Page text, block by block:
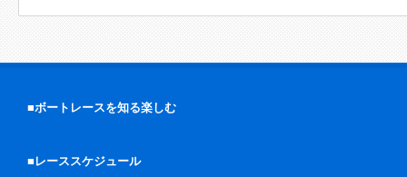
■ボートレースを知る楽しむ
■レーススケジュール